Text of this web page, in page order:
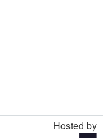
Hosted by